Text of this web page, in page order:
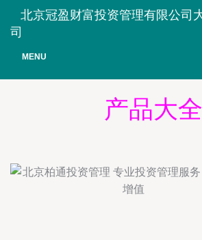
北京冠盈财富投资管理有限公司
司
MENU
产品大全